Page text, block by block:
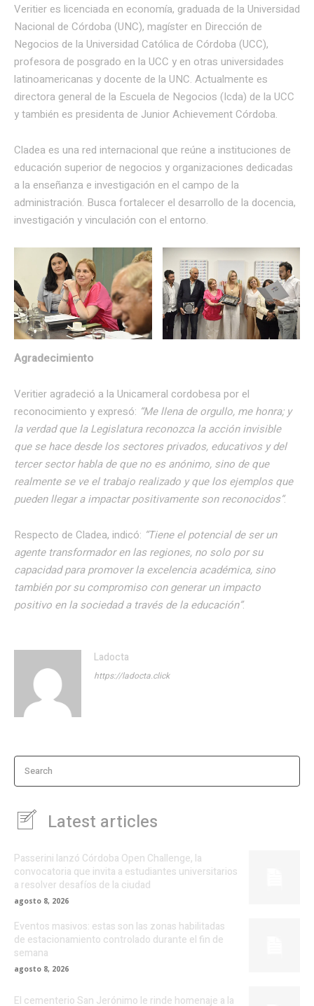
Veritier es licenciada en economía, graduada de la Universidad
Nacional de Córdoba (UNC), magíster en Dirección de
Negocios de la Universidad Católica de Córdoba (UCC),
profesora de posgrado en la UCC y en otras universidades
latinoamericanas y docente de la UNC. Actualmente es
directora general de la Escuela de Negocios (Icda) de la UCC
y también es presidenta de Junior Achievement Córdoba.
Cladea es una red internacional que reúne a instituciones de
educación superior de negocios y organizaciones dedicadas
a la enseñanza e investigación en el campo de la
administración. Busca fortalecer el desarrollo de la docencia,
investigación y vinculación con el entorno.
Agradecimiento
Veritier agradeció a la Unicameral cordobesa por el
reconocimiento y expresó: “Me llena de orgullo, me honra; y
la verdad que la Legislatura reconozca la acción invisible
que se hace desde los sectores privados, educativos y del
tercer sector habla de que no es anónimo, sino de que
realmente se ve el trabajo realizado y que los ejemplos que
pueden llegar a impactar positivamente son reconocidos”.
Respecto de Cladea, indicó: “Tiene el potencial de ser un
agente transformador en las regiones, no solo por su
capacidad para promover la excelencia académica, sino
también por su compromiso con generar un impacto
positivo en la sociedad a través de la educación”.
Ladocta
https://ladocta.click
Search
Latest articles
Passerini lanzó Córdoba Open Challenge, la
convocatoria que invita a estudiantes universitarios
a resolver desafíos de la ciudad
agosto 8, 2026
Eventos masivos: estas son las zonas habilitadas
de estacionamiento controlado durante el fin de
semana
agosto 8, 2026
El cementerio San Jerónimo le rinde homenaje a la